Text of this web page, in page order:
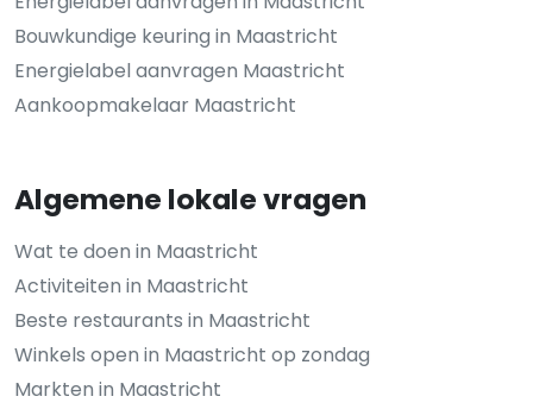
Bouwkundige keuring in Maastricht
Energielabel aanvragen Maastricht
Aankoopmakelaar Maastricht
Algemene lokale vragen
Wat te doen in Maastricht
Activiteiten in Maastricht
Beste restaurants in Maastricht
Winkels open in Maastricht op zondag
Markten in Maastricht